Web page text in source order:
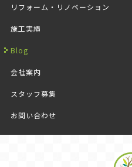
リフォーム・リノベーション
施工実績
Blog
会社案内
スタッフ募集
お問い合わせ